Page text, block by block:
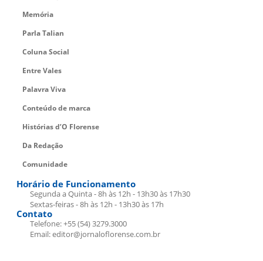
Memória
Parla Talian
Coluna Social
Entre Vales
Palavra Viva
Conteúdo de marca
Histórias d’O Florense
Da Redação
Comunidade
Horário de Funcionamento
Segunda a Quinta - 8h às 12h - 13h30 às 17h30
Sextas-feiras - 8h às 12h - 13h30 às 17h
Contato
Telefone: +55 (54) 3279.3000
Email: editor@jornaloflorense.com.br